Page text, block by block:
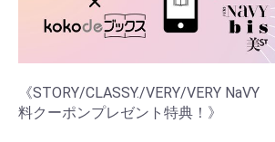
《STORY/CLASSY./VERY/VERY
料クーポンプレゼント特典！》